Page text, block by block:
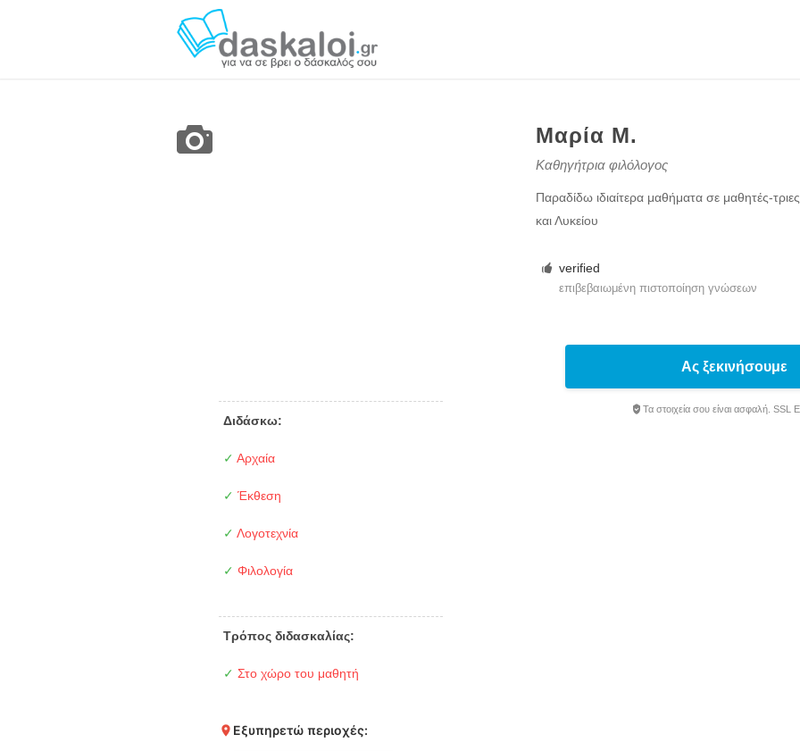
Μαρία Μ.
Καθηγήτρια φιλόλογος
Παραδίδω ιδιαίτερα μαθήματα σε μαθητές-
και Λυκείου
verified
επιβεβαιωμένη πιστοποίηση γνώσεων
Διδάσκω:
✓ Αρχαία
✓ Έκθεση
✓ Λογοτεχνία
✓ Φιλολογία
Τρόπος διδασκαλίας:
✓ Στο χώρο του μαθητή
Εξυπηρετώ περιοχές:
Ας ξεκινήσουμε
Τα στοιχεία σου είναι ασφαλή. SSL